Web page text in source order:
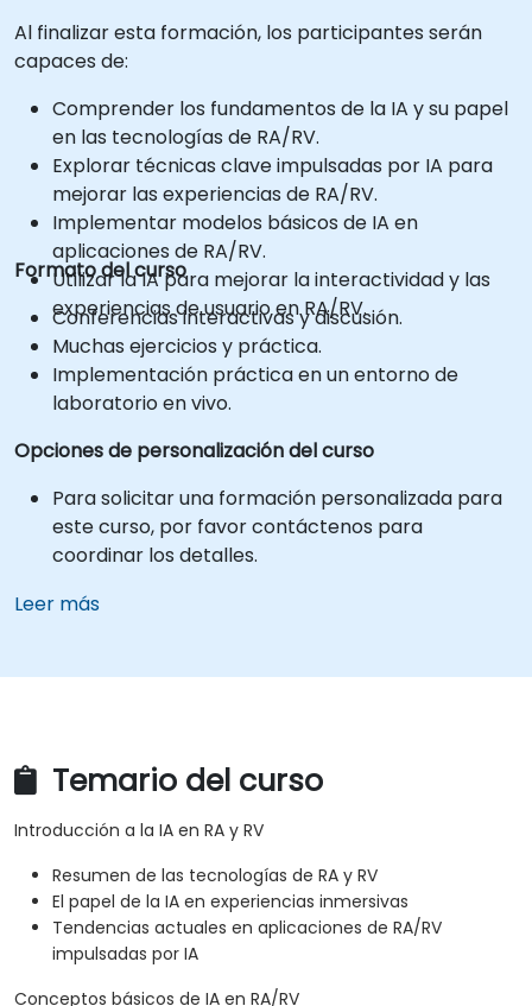
Al finalizar esta formación, los participantes serán
capaces de:
Comprender los fundamentos de la IA y su papel
en las tecnologías de RA/RV.
Explorar técnicas clave impulsadas por IA para
mejorar las experiencias de RA/RV.
Implementar modelos básicos de IA en
aplicaciones de RA/RV.
Utilizar la IA para mejorar la interactividad y las
experiencias de usuario en RA/RV.
Formato del curso
Conferencias interactivas y discusión.
Muchas ejercicios y práctica.
Implementación práctica en un entorno de
laboratorio en vivo.
Opciones de personalización del curso
Para solicitar una formación personalizada para
este curso, por favor contáctenos para
coordinar los detalles.
Leer más
Temario del curso
Introducción a la IA en RA y RV
Resumen de las tecnologías de RA y RV
El papel de la IA en experiencias inmersivas
Tendencias actuales en aplicaciones de RA/RV
impulsadas por IA
Conceptos básicos de IA en RA/RV